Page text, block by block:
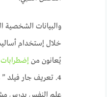
والبيانات الشخصية
خلال إستخدام
يُعانون منإضطرابات
4. تعريف جار فيلد